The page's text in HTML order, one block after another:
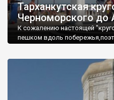
Тарханкутская
Черноморского до
К сожалению настоящей
пешком вдоль